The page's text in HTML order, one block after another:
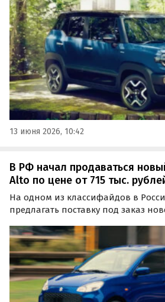
продавались. Как сообщают
на такие машины начинаются от
13 июня 2026, 10:42
В РФ начал продаваться
Alto по цене от 715 тыс.
На одном из классифайдов в
предлагать поставку под заказ
полноприводном исполнениях по
рублей, сообщают во вторник